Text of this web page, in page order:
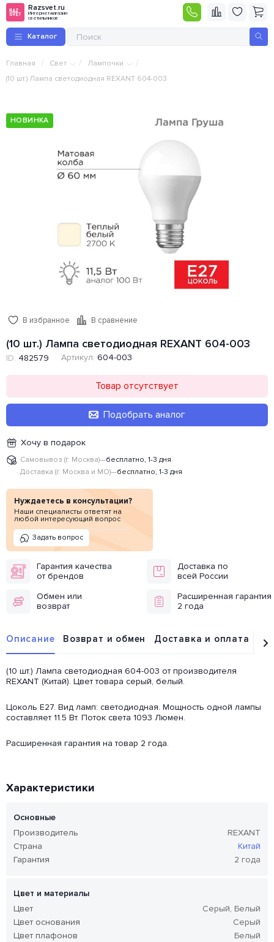
Razsvet.ru
Интернет-магазин
светильников
Каталог
Главная / Свет / Лампочки /
(10 шт.) Лампа светодиодная REXANT 604-003
НОВИНКА
В избранное В сравнение
(10 шт.) Лампа светодиодная REXANT 604-003
ID: 482579 Артикул: 604-003
Товар отсутствует
Подобрать аналог
Хочу в подарок
Самовывоз (г. Москва)—бесплатно, 1-3 дня
Доставка (г. Москва и МО)—бесплатно, 1-3 дня
Нуждаетесь в консультации?
Наши специалисты ответят на
любой интересующий вопрос
Задать вопрос
Гарантия качества
от брендов
Доставка по
всей России
Обмен или
возврат
Расширенная гарантия
2 года
Описание Возврат и обмен Доставка и оплата
(10 шт.) Лампа светодиодная 604-003 от производителя
REXANT (Китай). Цвет товара серый, белый.
Цоколь E27. Вид ламп: светодиодная. Мощность одной лампы
составляет 11.5 Вт. Поток света 1093 Люмен.
Расширенная гарантия на товар 2 года.
Характеристики
Основные
Производитель
REXANT
Страна
Китай
Гарантия
2 года
Цвет и материалы
Цвет
Серый, Белый
Цвет основания
Серый
Цвет плафонов
Белый